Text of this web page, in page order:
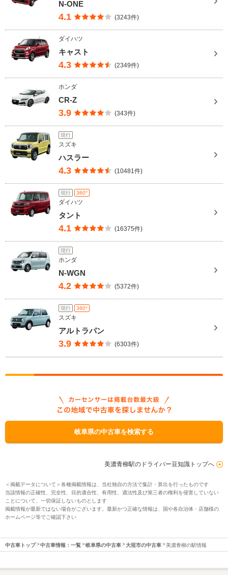
N-ONE
4.1 (3243件)
ダイハツ
キャスト
4.3 (2349件)
ホンダ
CR-Z
3.9 (343件)
現行
スズキ
ハスラー
4.3 (10481件)
現行 360°
ダイハツ
タント
4.1 (16375件)
現行
ホンダ
N-WGN
4.2 (5372件)
現行 360°
スズキ
アルトラパン
3.9 (6303件)
岐阜県の中古車を検索する
美濃青柳駅のドライバー豆知識トップへ
＜掲載データについて＞各種掲載情報は、当社独自の方法で集計・算出を行ったものです
当該情報の正確性、完全性、目的適合性、有用性、適法性及び第三者の権利を侵害していない
ことについて、一切保証しないものとします
掲載情報が最新ではない場合がございます。最新かつ正確な情報は、国や各自治体・店舗様の
ホームページ等でご確認下さい
中古車トップ 中古車情報：一覧 岐阜県の中古車 大垣市の中古車 美濃青柳の駅情報